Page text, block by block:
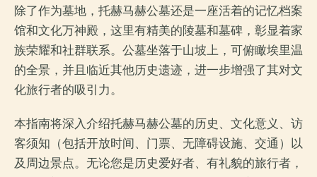
除了作为墓地，托赫马赫公墓还是一座活着的记忆档案
馆和文化万神殿，这里有精美的陵墓和墓碑，彰显着家
族荣耀和社群联系。公墓坐落于山坡上，可俯瞰埃里温
的全景，并且临近其他历史遗迹，进一步增强了其对文
化旅行者的吸引力。
本指南将深入介绍托赫马赫公墓的历史、文化意义、访
客须知（包括开放时间、门票、无障碍设施、交通）以
及周边景点。无论您是历史爱好者、有礼貌的旅行者，